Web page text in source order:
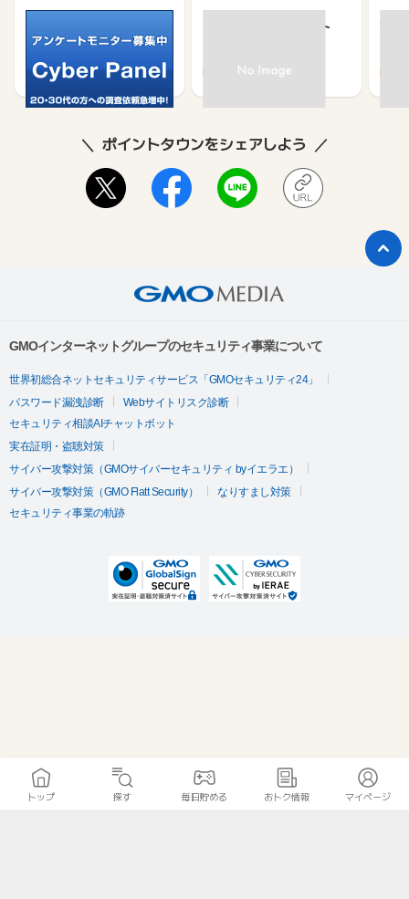
500 750
京急プレミアポイント
370 650
カウ
ポイントタウンをシェアしよう
GMOインターネットグループのセキュリティ事業について
世界初総合ネットセキュリティサービス「GMOセキュリティ24」
パスワード漏洩診断
Webサイトリスク診断
セキュリティ相談AIチャットボット
実在証明・盗聴対策
サイバー攻撃対策（GMOサイバーセキュリティ byイエラエ）
サイバー攻撃対策（GMO Flatt Security）
なりすまし対策
セキュリティ事業の軌跡
トップ 探す 毎日貯める おトク情報 マイページ